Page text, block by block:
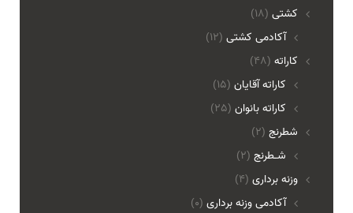
(18) کشتی
آکادمی کشتی (12)
(48) کاراته
کاراته آقایان (15)
کاراته بانوان (25)
(2) شطرنج
شـطرنج (2)
(4) وزنه برداری
آکادمی وزنه برداری (0)